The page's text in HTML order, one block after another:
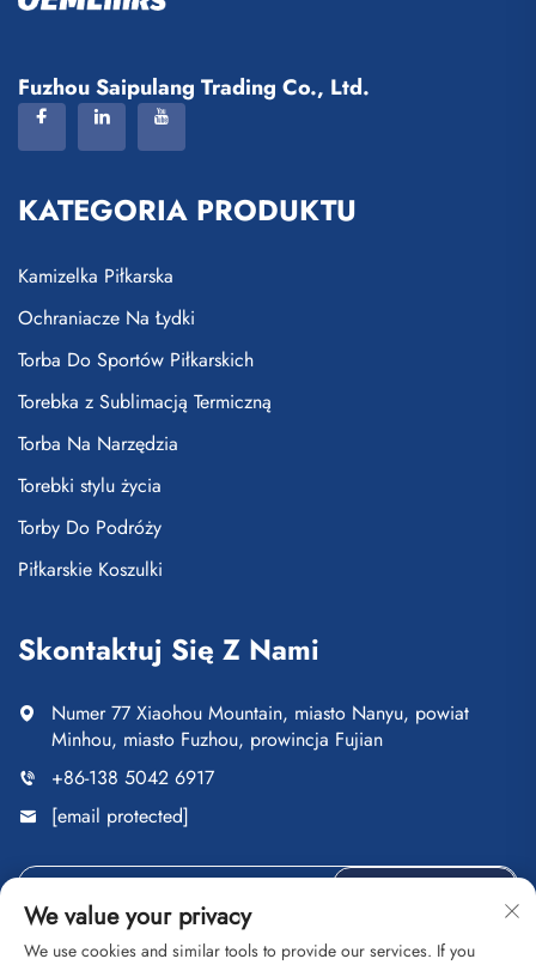
Fuzhou Saipulang Trading Co., Ltd.
KATEGORIA PRODUKTU
Kamizelka Piłkarska
Ochraniacze Na Łydki
Torba Do Sportów Piłkarskich
Torebka z Sublimacją Termiczną
Torba Na Narzędzia
Torebki stylu życia
Torby Do Podróży
Piłkarskie Koszulki
Skontaktuj Się Z Nami
Numer 77 Xiaohou Mountain, miasto Nanyu, powiat
Minhou, miasto Fuzhou, prowincja Fujian
+86-138 5042 6917
[email protected]
We value your privacy
We use cookies and similar tools to provide our services. If you